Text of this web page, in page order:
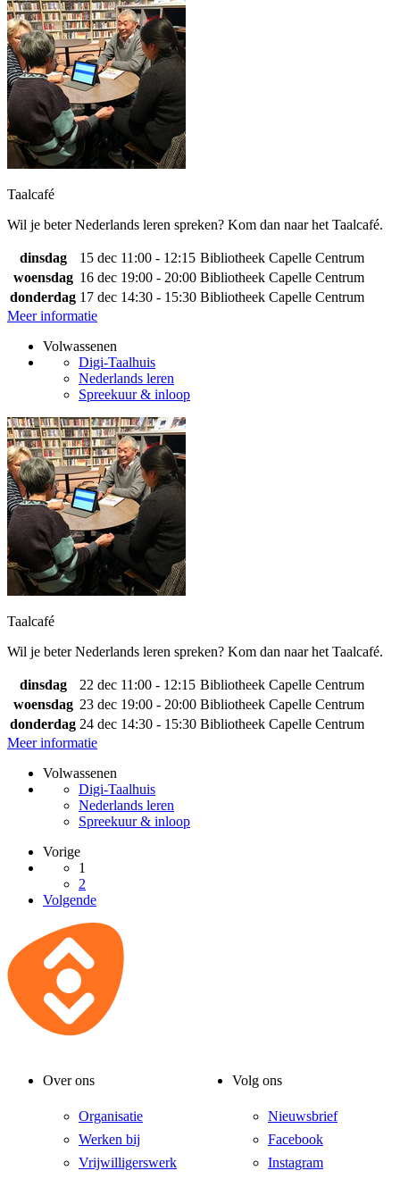
Taalcafé
Wil je beter Nederlands leren spreken? Kom dan naar het Taalcafé.
dinsdag 15 dec 11:00 - 12:15 Bibliotheek Capelle Centrum
woensdag 16 dec 19:00 - 20:00 Bibliotheek Capelle Centrum
donderdag 17 dec 14:30 - 15:30 Bibliotheek Capelle Centrum
Meer informatie
Volwassenen
Digi-Taalhuis
Nederlands leren
Spreekuur & inloop
Taalcafé
Wil je beter Nederlands leren spreken? Kom dan naar het Taalcafé.
dinsdag 22 dec 11:00 - 12:15 Bibliotheek Capelle Centrum
woensdag 23 dec 19:00 - 20:00 Bibliotheek Capelle Centrum
donderdag 24 dec 14:30 - 15:30 Bibliotheek Capelle Centrum
Meer informatie
Volwassenen
Digi-Taalhuis
Nederlands leren
Spreekuur & inloop
Vorige
1
2
Volgende
Over ons
Organisatie
Werken bij
Vrijwilligerswerk
Volg ons
Nieuwsbrief
Facebook
Instagram